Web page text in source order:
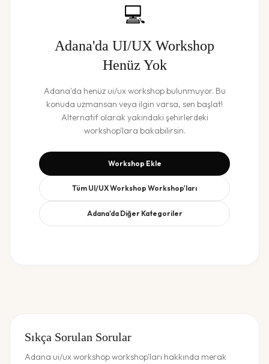
💻
Adana'da UI/UX Workshop
Henüz Yok
Adana'da henüz ui/ux workshopbulunmuyor. Bu
konuda uzmansan veya ilgin varsa, sen başlat!
Alternatif olarak yakındaki şehirlerdeki
workshop'lara bakabilirsin.
Workshop Ekle
Tüm UI/UX Workshop Workshop'ları
Adana'da Diğer Kategoriler
Sıkça Sorulan Sorular
Adana ui/ux workshop workshop'ları hakkında merak